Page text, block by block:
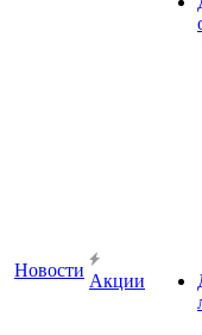
Новости
Акции